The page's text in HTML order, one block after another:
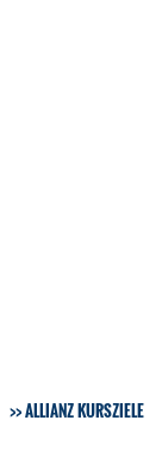
ALLIANZ KURSZIELE